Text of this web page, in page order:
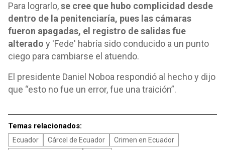
Para lograrlo,se cree que hubo complicidad desde
dentro de la penitenciaría, pues las cámaras
fueron apagadas, el registro de salidas fue
alterado y 'Fede' habría sido conducido a un punto
ciego para cambiarse el atuendo.
El presidente Daniel Noboa respondió al hecho y dijo
que “esto no fue un error, fue una traición”.
Temas relacionados:
Ecuador Cárcel de Ecuador
Crimen en Ecuador